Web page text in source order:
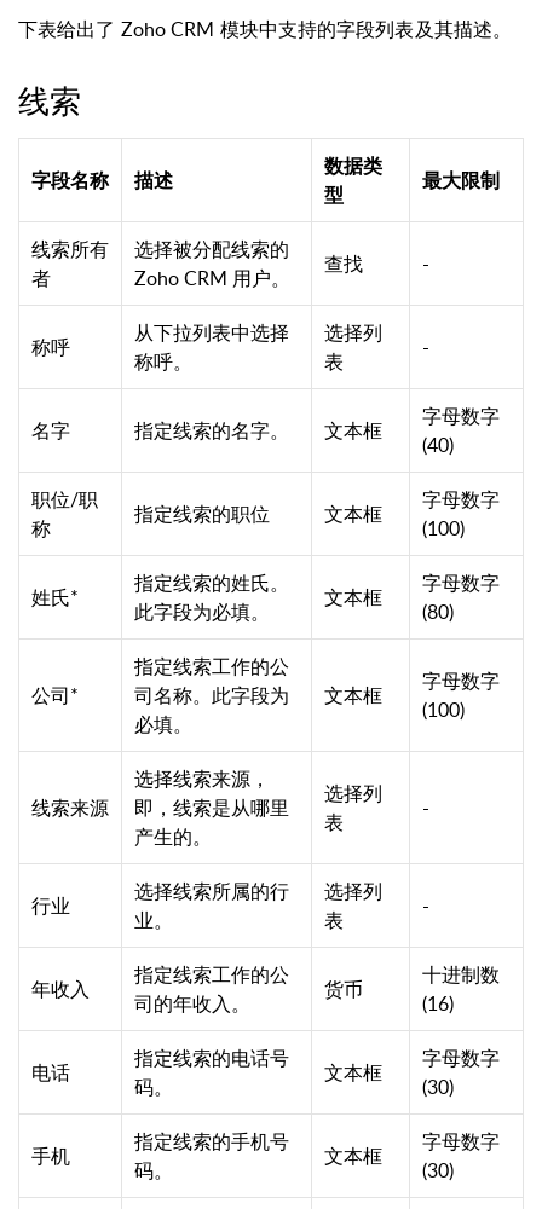
下表给出了 Zoho CRM 模块中支持的字段列表及其描述。
线索
字段名称 描述
数据类
型
最大限制
线索所有
者
选择被分配线索的
Zoho CRM 用户。
查找 -
称呼
从下拉列表中选择
称呼。
选择列
表
-
名字 指定线索的名字。 文本框
字母数字
(40)
职位/职
称
指定线索的职位 文本框
字母数字
(100)
姓氏*
指定线索的姓氏。
此字段为必填。
文本框
字母数字
(80)
公司*
指定线索工作的公
司名称。此字段为
必填。
文本框
字母数字
(100)
线索来源
选择线索来源，
即，线索是从哪里
产生的。
选择列
表
-
行业
选择线索所属的行
业。
选择列
表
-
年收入
指定线索工作的公
司的年收入。
货币
十进制数
(16)
电话
指定线索的电话号
码。
文本框
字母数字
(30)
手机
指定线索的手机号
码。
文本框
字母数字
(30)